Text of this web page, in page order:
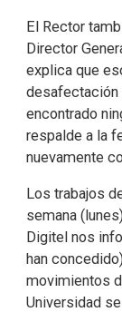
El Rector
Director
explica que
desafectación
encontrado
respalde a la
nuevamente
Los trabajos
semana
Digitel nos
han
movimientos
Universidad